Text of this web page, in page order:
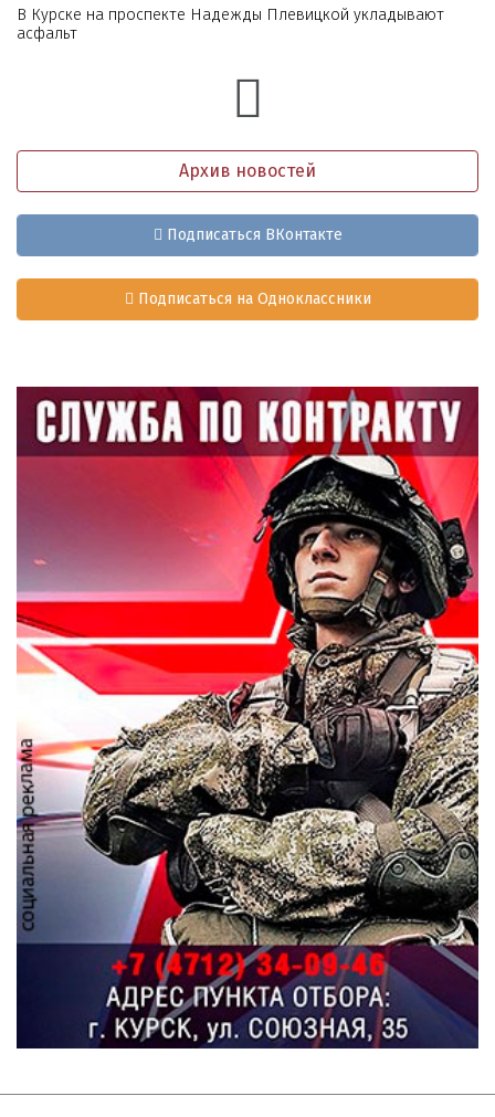
В Курске на проспекте Надежды Плевицкой укладывают
асфальт
Архив новостей
Подписаться ВКонтакте
Подписаться на Одноклассники